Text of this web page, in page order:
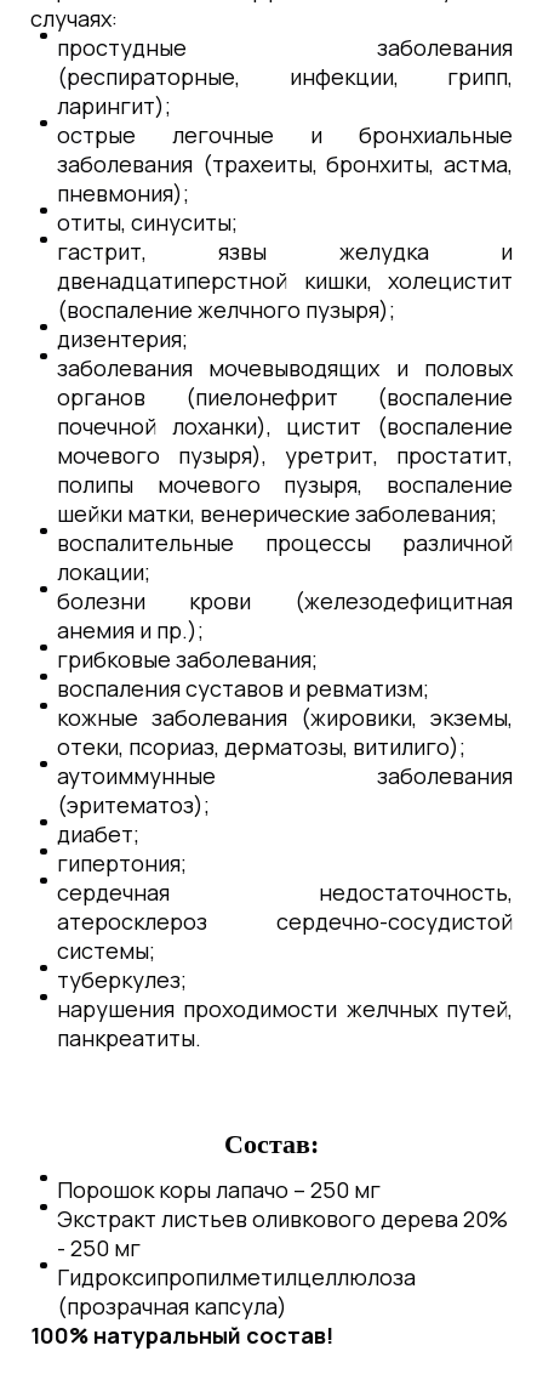
случаях:
простудные заболевания
(респираторные, инфекции, грипп,
ларингит);
острые легочные и бронхиальные
заболевания (трахеиты, бронхиты, астма,
пневмония);
отиты, синуситы;
гастрит, язвы желудка и
двенадцатиперстной кишки, холецистит
(воспаление желчного пузыря);
дизентерия;
заболевания мочевыводящих и половых
органов (пиелонефрит (воспаление
почечной лоханки), цистит (воспаление
мочевого пузыря), уретрит, простатит,
полипы мочевого пузыря, воспаление
шейки матки, венерические заболевания;
воспалительные процессы различной
локации;
болезни крови (железодефицитная
анемия и пр.);
грибковые заболевания;
воспаления суставов и ревматизм;
кожные заболевания (жировики, экземы,
отеки, псориаз, дерматозы, витилиго);
аутоиммунные заболевания
(эритематоз);
диабет;
гипертония;
сердечная недостаточность,
атеросклероз сердечно-сосудистой
системы;
туберкулез;
нарушения проходимости желчных путей,
панкреатиты.
Состав:
Порошок коры лапачо – 250 мг
Экстракт листьев оливкового дерева 20%
- 250 мг
Гидроксипропилметилцеллюлоза
(прозрачная капсула)
100% натуральный состав!